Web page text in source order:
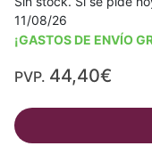
11/08/26
¡GASTOS DE ENVÍO
PVP. 44,40€